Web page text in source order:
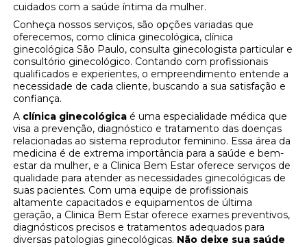
cuidados com a saúde íntima da mulher.
Conheça nossos serviços, são opções variadas que
oferecemos, como clínica ginecológica, clínica
ginecológica São Paulo, consulta ginecologista particular e
consultório ginecológico. Contando com profissionais
qualificados e experientes, o empreendimento entende a
necessidade de cada cliente, buscando a sua satisfação e
confiança.
A clínica ginecológica é uma especialidade médica que
visa a prevenção, diagnóstico e tratamento das doenças
relacionadas ao sistema reprodutor feminino. Essa área da
medicina é de extrema importância para a saúde e bem-
estar da mulher, e a Clinica Bem Estar oferece serviços de
qualidade para atender as necessidades ginecológicas de
suas pacientes. Com uma equipe de profissionais
altamente capacitados e equipamentos de última
geração, a Clinica Bem Estar oferece exames preventivos,
diagnósticos precisos e tratamentos adequados para
diversas patologias ginecológicas. Não deixe sua saúde